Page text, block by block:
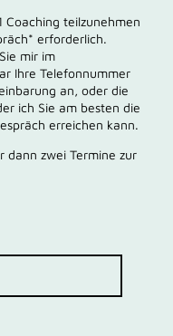
Coaching teilzunehmen
erforderlich.
mir im
Ihre Telefonnummer
an, oder die
ich Sie am besten die
erreichen kann.
dann zwei Termine zur